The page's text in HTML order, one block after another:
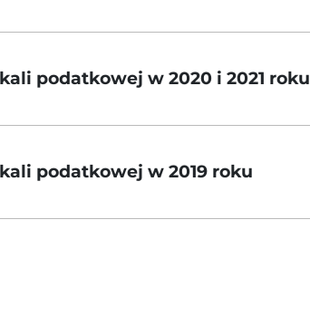
podatkowej w 2020 i 2021 roku
podatkowej w 2019 roku